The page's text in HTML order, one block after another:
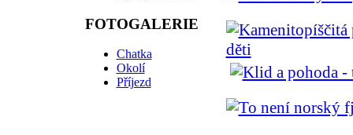
FOTOGALERIE
Chatka
Okolí
Příjezd